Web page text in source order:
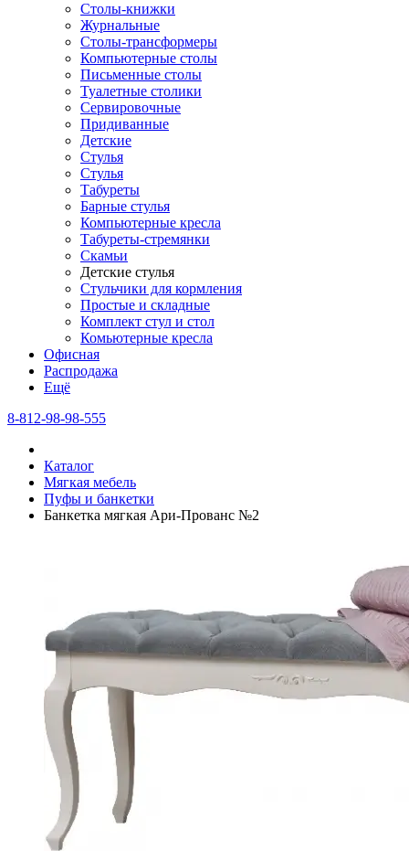
Столы-книжки
Журнальные
Столы-трансформеры
Компьютерные столы
Письменные столы
Туалетные столики
Сервировочные
Придиванные
Детские
Стулья
Стулья
Табуреты
Барные стулья
Компьютерные кресла
Табуреты-стремянки
Скамьи
Детские стулья
Стульчики для кормления
Простые и складные
Комплект стул и стол
Комьютерные кресла
Офисная
Распродажа
Eщё
8-812-98-98-555
Каталог
Мягкая мебель
Пуфы и банкетки
Банкетка мягкая Ари-Прованс №2